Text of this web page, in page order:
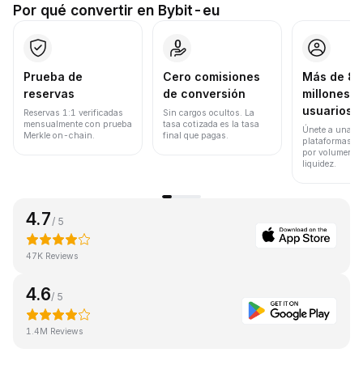
Por qué convertir en Bybit-eu
Prueba de
reservas
Reservas 1:1 verificadas
mensualmente con prueba
Merkle on-chain.
Cero comisiones
de conversión
Sin cargos ocultos. La
tasa cotizada es la tasa
final que pagas.
Más de 86
millones
usuarios
Únete a una
plataformas
por volumen
liquidez.
4.7 / 5
47K Reviews
4.6/ 5
1.4M Reviews